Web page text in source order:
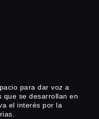
para dar voz a
que se desarrollan en
el interés por la